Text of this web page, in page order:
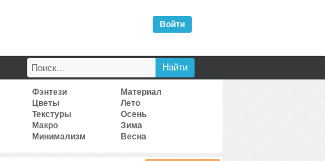
Войти
Фэнтези
Цветы
Текстуры
Макро
Минимализм
Материал
Лето
Осень
Зима
Весна